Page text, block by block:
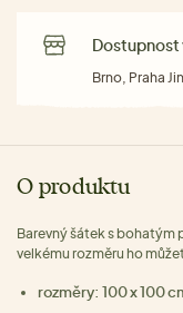
Brno, Praha
O produktu
Barevný šátek s bohatým
velkému rozměru ho
rozměry: 100 x 100